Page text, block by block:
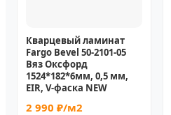
Кварцевый ламинат
Fargo Bevel 50-2101-05
Вяз Оксфорд
1524*182*6мм, 0,5 мм,
EIR, V-фаска NEW
2 990 ₽/м2